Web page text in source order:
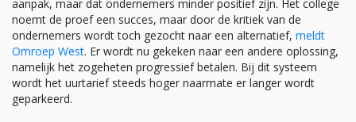
aanpak, maar dat ondernemers minder positief zijn. Het college
noemt de proef een succes, maar door de kritiek van de
ondernemers wordt toch gezocht naar een alternatief, meldt
Omroep West. Er wordt nu gekeken naar een andere oplossing,
namelijk het zogeheten progressief betalen. Bij dit systeem
wordt het uurtarief steeds hoger naarmate er langer wordt
geparkeerd.